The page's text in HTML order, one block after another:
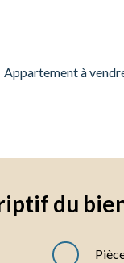
Appartement à
du